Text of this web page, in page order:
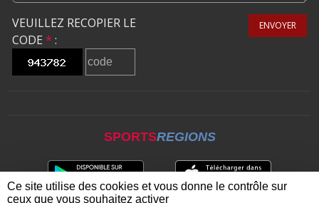
VEUILLEZ RECOPIER LE
CODE * :
ENVOYER
SPORTSREGIONS
Ce site utilise des cookies et vous donne le contrôle sur
ceux que vous souhaitez activer